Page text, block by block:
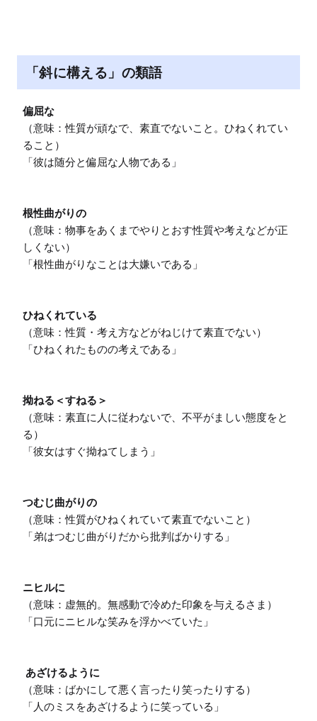
「斜に構える」の類語
偏屈な
（意味：性質が頑なで、素直でないこと。ひねくれてい
ること）
「彼は随分と偏屈な人物である」
根性曲がりの
（意味：物事をあくまでやりとおす性質や考えなどが正
しくない）
「根性曲がりなことは大嫌いである」
ひねくれている
（意味：性質・考え方などがねじけて素直でない）
「ひねくれたものの考えである」
拗ねる＜すねる＞
（意味：素直に人に従わないで、不平がましい態度をと
る）
「彼女はすぐ拗ねてしまう」
つむじ曲がりの
（意味：性質がひねくれていて素直でないこと）
「弟はつむじ曲がりだから批判ばかりする」
ニヒルに
（意味：虚無的。無感動で冷めた印象を与えるさま）
「口元にニヒルな笑みを浮かべていた」
あざけるように
（意味：ばかにして悪く言ったり笑ったりする）
「人のミスをあざけるように笑っている」